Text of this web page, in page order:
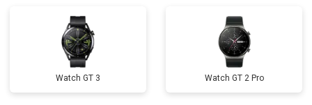
Watch GT 3 Watch GT 2 Pro